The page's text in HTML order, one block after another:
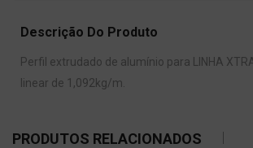
Descrição Do Produto
Perfil extrudado de alumínio para LINHA
linear de 1,092kg/m.
PRODUTOS RELACIONADOS